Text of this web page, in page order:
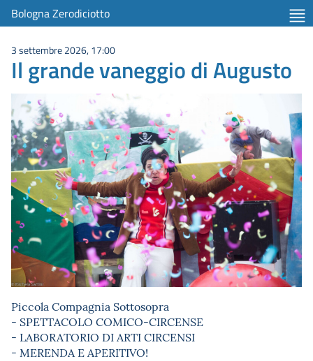
Bologna Zerodiciotto
3 settembre 2026, 17:00
Il grande vaneggio di Augusto
Piccola Compagnia Sottosopra
- SPETTACOLO COMICO-CIRCENSE
- LABORATORIO DI ARTI CIRCENSI
- MERENDA E APERITIVO!